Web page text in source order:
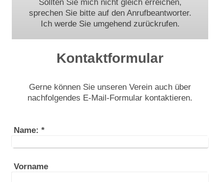
Sollten Sie mich nicht gleich erreichen,
sprechen Sie bitte auf den Anrufbeantworter.
Ich werde Sie umgehend zurückrufen.
Kontaktformular
Gerne können Sie unseren Verein auch über
nachfolgendes E-Mail-Formular kontaktieren.
Name: *
Vorname